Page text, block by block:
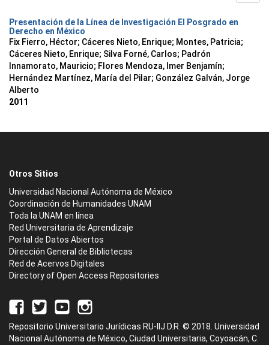
Presentación de la Línea de Investigación El Posgrado en
Derecho en México
Fix Fierro, Héctor; Cáceres Nieto, Enrique; Montes, Patricia;
Cáceres Nieto, Enrique; Silva Forné, Carlos; Padrón
Innamorato, Mauricio; Flores Mendoza, Imer Benjamín;
Hernández Martínez, María del Pilar; González Galván, Jorge
Alberto
2011
Otros Sitios
Universidad Nacional Autónoma de México
Coordinación de Humanidades UNAM
Toda la UNAM en línea
Red Universitaria de Aprendizaje
Portal de Datos Abiertos
Dirección General de Bibliotecas
Red de Acervos Digitales
Directory of Open Access Repositories
Repositorio Universitario Jurídicas RU-IIJ D.R. © 2018. Universidad
Nacional Autónoma de México, Ciudad Universitaria, Coyoacán, C.